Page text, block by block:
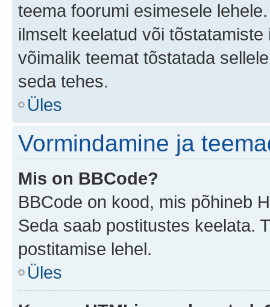
teema foorumi esimesele
ilmselt keelatud või
võimalik teemat tõstatada
seda tehes.
Üles
Vormindamine ja
Mis on BBCode?
BBCode on kood, mis põhineb
Seda saab postitustes keelata.
postitamise lehel.
Üles